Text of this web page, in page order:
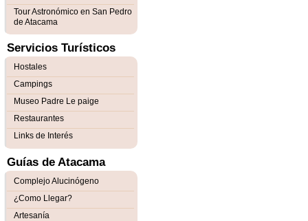
Tour Astronómico en San Pedro
de Atacama
Servicios Turísticos
Hostales
Campings
Museo Padre Le paige
Restaurantes
Links de Interés
Guías de Atacama
Complejo Alucinógeno
¿Como Llegar?
Artesanía